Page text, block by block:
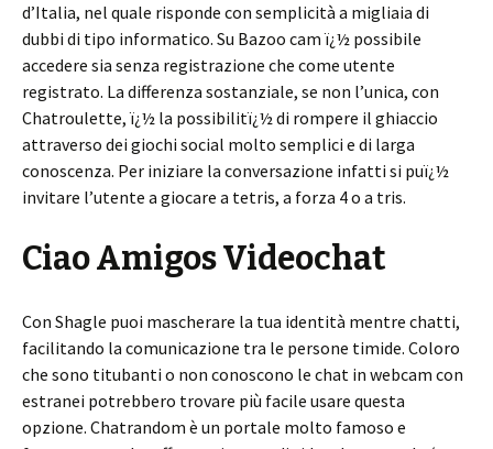
d’Italia, nel quale risponde con semplicità a migliaia di
dubbi di tipo informatico. Su Bazoo cam ï¿½ possibile
accedere sia senza registrazione che come utente
registrato. La differenza sostanziale, se non l’unica, con
Chatroulette, ï¿½ la possibilitï¿½ di rompere il ghiaccio
attraverso dei giochi social molto semplici e di larga
conoscenza. Per iniziare la conversazione infatti si puï¿½
invitare l’utente a giocare a tetris, a forza 4 o a tris.
Ciao Amigos Videochat
Con Shagle puoi mascherare la tua identità mentre chatti,
facilitando la comunicazione tra le persone timide. Coloro
che sono titubanti o non conoscono le chat in webcam con
estranei potrebbero trovare più facile usare questa
opzione. Chatrandom è un portale molto famoso e